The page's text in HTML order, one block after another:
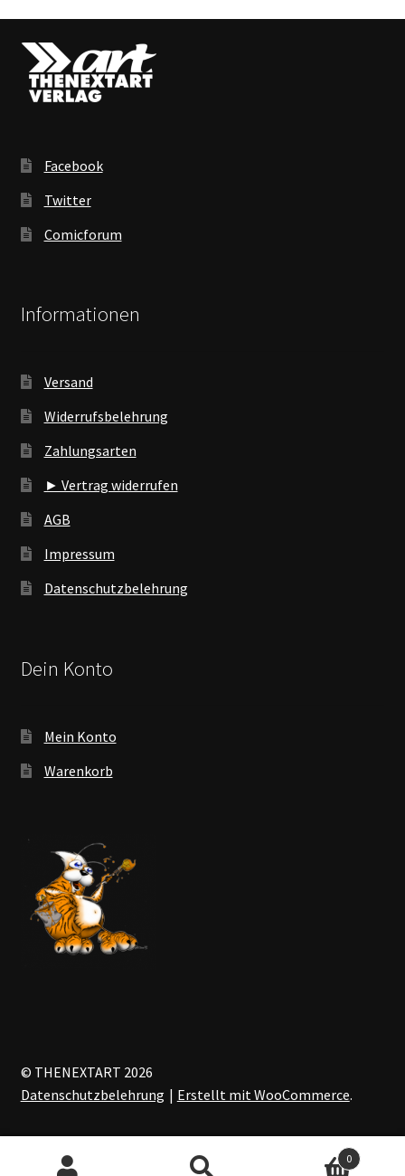
Facebook
Twitter
Comicforum
Informationen
Versand
Widerrufsbelehrung
Zahlungsarten
► Vertrag widerrufen
AGB
Impressum
Datenschutzbelehrung
Dein Konto
Mein Konto
Warenkorb
© THENEXTART 2026
Datenschutzbelehrung
Erstellt mit WooCommerce.
0